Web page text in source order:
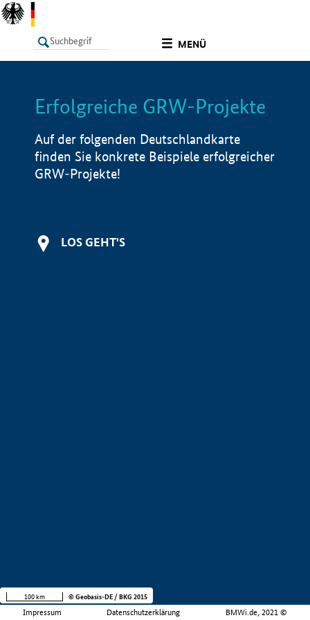
MENÜ
LISTE Info
Erfolgreiche GRW-Projekte
Auf der folgenden Deutschlandkarte
finden Sie konkrete Beispiele erfolgreicher
GRW-Projekte!
LOS GEHT'S
Impressum Datenschutzerklärung BMWi.de, 2021 ©
100 km © Geobasis-DE / BKG 2015